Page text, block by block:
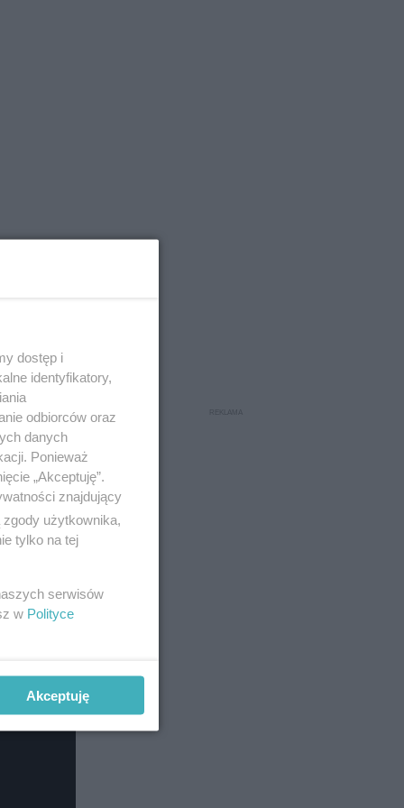
dostęp i
identyfikatory,
odbiorców oraz
danych
Ponieważ
„Akceptuję”.
znajdujący
użytkownika,
tylko na tej
serwisów
w Polityce
Akceptuję